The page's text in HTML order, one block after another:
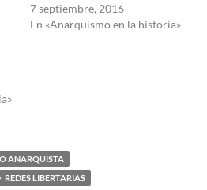
7 septiembre, 2016
En «Anarquismo en la historia»
ANARQUISTA
REDES LIBERTARIAS